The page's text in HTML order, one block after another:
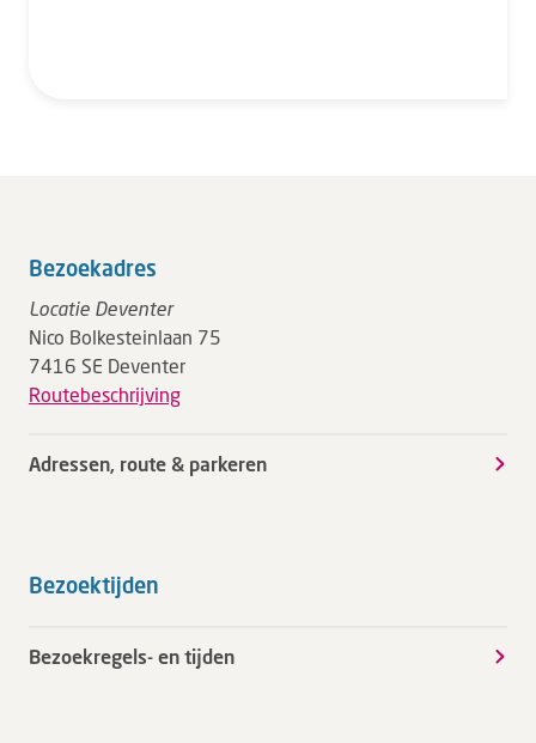
Bezoekadres
Locatie Deventer
Nico Bolkesteinlaan 75
7416 SE Deventer
Routebeschrijving
Adressen, route & parkeren
Bezoektijden
Bezoekregels- en tijden